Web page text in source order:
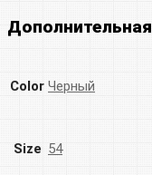
Color Черный
Size 54